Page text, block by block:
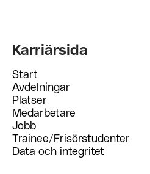
Karriärsida
Start
Avdelningar
Platser
Medarbetare
Jobb
Trainee/Frisörstudenter
Data och integritet